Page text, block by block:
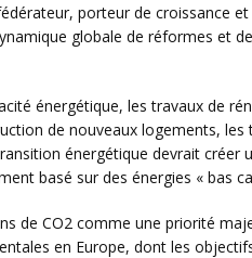
porteur de croissance et
globale de réformes et
énergétique, les travaux de
de nouveaux logements,
énergétique devrait créer
basé sur des énergies « bas
de CO2 comme une priorité
en Europe, dont les